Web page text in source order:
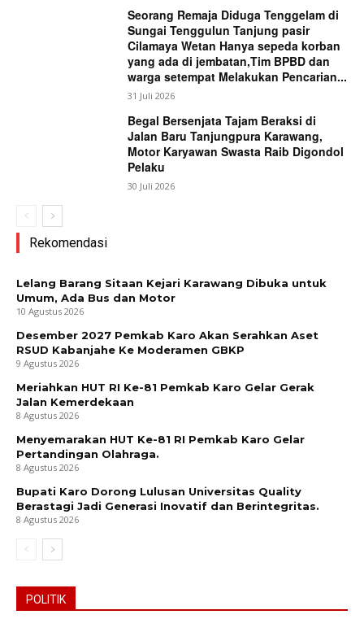
Seorang Remaja Diduga Tenggelam di
Sungai Tenggulun Tanjung pasir
Cilamaya Wetan Hanya sepeda korban
yang ada di jembatan,Tim BPBD dan
warga setempat Melakukan Pencarian...
31 Juli 2026
Begal Bersenjata Tajam Beraksi di
Jalan Baru Tanjungpura Karawang,
Motor Karyawan Swasta Raib Digondol
Pelaku
30 Juli 2026
Rekomendasi
Lelang Barang Sitaan Kejari Karawang Dibuka untuk
Umum, Ada Bus dan Motor
10 Agustus 2026
Desember 2027 Pemkab Karo Akan Serahkan Aset
RSUD Kabanjahe Ke Moderamen GBKP
9 Agustus 2026
Meriahkan HUT RI Ke-81 Pemkab Karo Gelar Gerak
Jalan Kemerdekaan
8 Agustus 2026
Menyemarakan HUT Ke-81 RI Pemkab Karo Gelar
Pertandingan Olahraga.
8 Agustus 2026
Bupati Karo Dorong Lulusan Universitas Quality
Berastagi Jadi Generasi Inovatif dan Berintegritas.
8 Agustus 2026
POLITIK